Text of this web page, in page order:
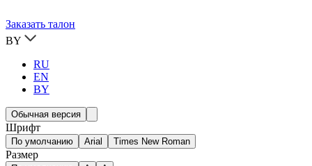
Заказать талон
BY
RU
EN
BY
Обычная версия
Шрифт
По умолчанию Arial Times New Roman
Размер